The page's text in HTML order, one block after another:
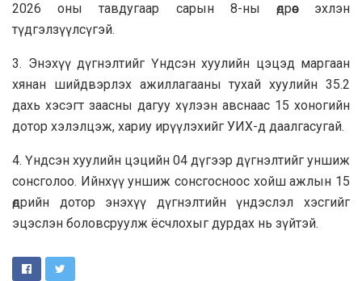
2026 оны тавдугаар сарын 8-ны өдрөөс эхлэн
түдгэлзүүлсүгэй.
3. Энэхүү дүгнэлтийг Үндсэн хуулийн цэцэд маргаан
хянан шийдвэрлэх ажиллагааны тухай хуулийн 35.2
дахь хэсэгт заасны дагуу хүлээн авснаас 15 хоногийн
дотор хэлэлцэж, хариу ирүүлэхийг УИХ-д даалгасугай.
4. Үндсэн хуулийн цэцийн 04 дүгээр дүгнэлтийг уншиж
сонсголоо. Ийнхүү уншиж сонсгосноос хойш ажлын 15
өдрийн дотор энэхүү дүгнэлтийн үндэслэл хэсгийг
эцэслэн боловсруулж ёсчлохыг дурдах нь зүйтэй.